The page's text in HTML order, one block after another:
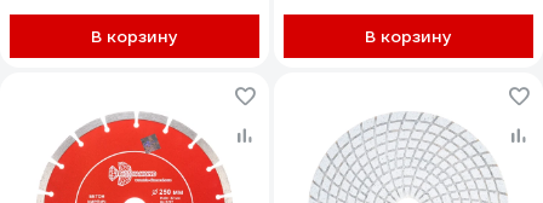
В корзину В корзину